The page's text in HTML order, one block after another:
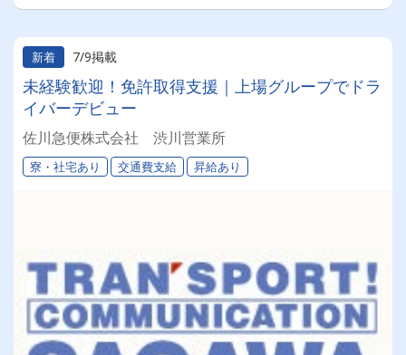
新着 7/9掲載
未経験歓迎！免許取得支援｜上場グループでドラ
イバーデビュー
佐川急便株式会社 渋川営業所
寮・社宅あり 交通費支給 昇給あり